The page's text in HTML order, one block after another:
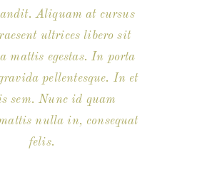
Aliquam at cursus
ultrices libero sit
mattis egestas. In porta
pellentesque. In et
sem. Nunc id quam
nulla in, consequat
felis.